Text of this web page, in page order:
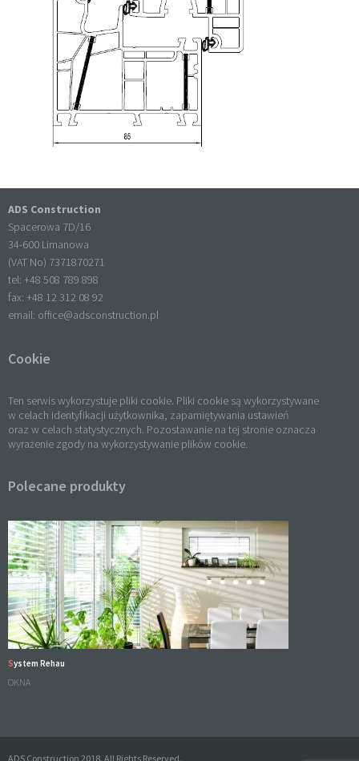
ADS Construction
Spacerowa 7D/16
34-600 Limanowa
(VAT No) 7371870271
tel: +48 508 789 898
fax: +48 12 312 08 92
email: office@adsconstruction.pl
Cookie
Ten serwis wykorzystuje pliki cookie. Pliki cookie są wykorzystywane
w celach identyfikacji użytkownika, zapamiętywania ustawień
oraz w celach statystycznych. Pozostawanie na tej stronie oznacza
wyrażenie zgody na wykorzystywanie plików cookie.
Polecane produkty
System Rehau
OKNA
ADS Construction 2018. All Rights Reserved.